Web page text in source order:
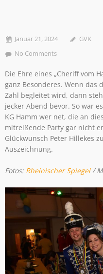
Januar 21, 2024 GVK
No Comments
Die Ehre eines „Cheriff vom
ganz Besonderes. Wenn das
Zahl begleitet wird, dann
jecker Abend bevor. So war
KG Hamm wer net, die an
mitreißende Party gar nicht
Glückwunsch Peter Hillekes
Auszeichnung.
Fotos: Rheinischer Spiegel/